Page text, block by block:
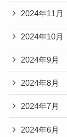
2024年11月
2024年10月
2024年9月
2024年8月
2024年7月
2024年6月